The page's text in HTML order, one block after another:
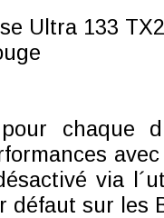
Ultra 133 TX2
chaque
via
sur les